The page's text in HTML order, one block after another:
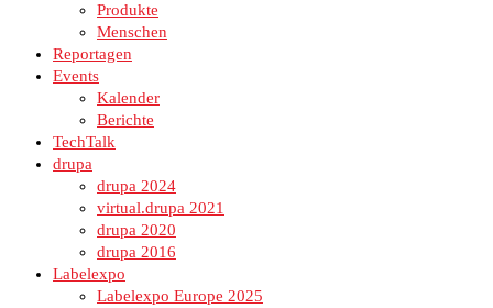
Produkte
Menschen
Reportagen
Events
Kalender
Berichte
TechTalk
drupa
drupa 2024
virtual.drupa 2021
drupa 2020
drupa 2016
Labelexpo
Labelexpo Europe 2025